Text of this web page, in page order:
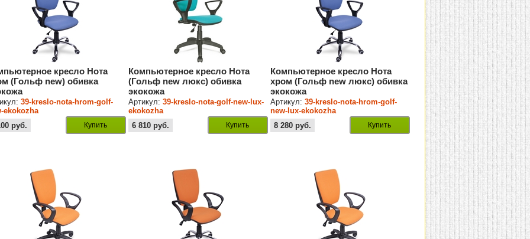
кресло Нота
(Гольф new) обивка
39-kreslo-nota-hrom-golf-
ekokozha
руб. Купить
Компьютерное кресло Нота
(Гольф new люкс) обивка
экокожа
Артикул:39-kreslo-nota-golf-new-lux-
ekokozha
6 810 руб. Купить
Компьютерное кресло Нота
хром (Гольф new люкс) обивка
экокожа
Артикул:39-kreslo-nota-hrom-golf-
new-lux-ekokozha
8 280 руб. Купить